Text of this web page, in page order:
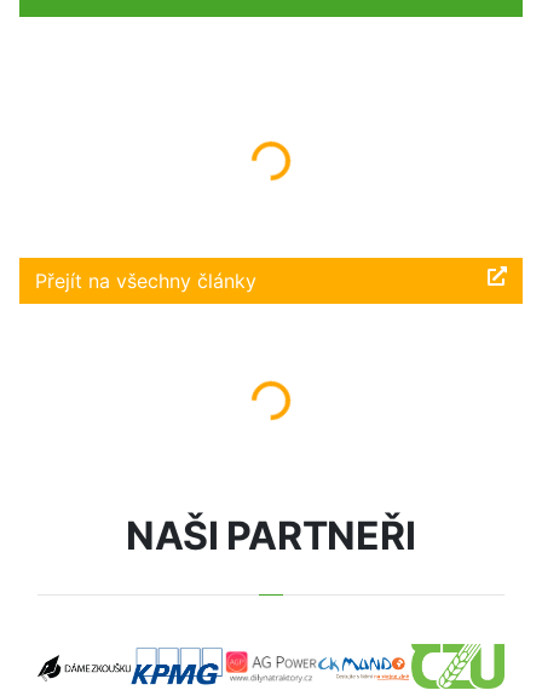
Načítám...
Přejít na všechny články
Načítám...
NAŠI PARTNEŘI